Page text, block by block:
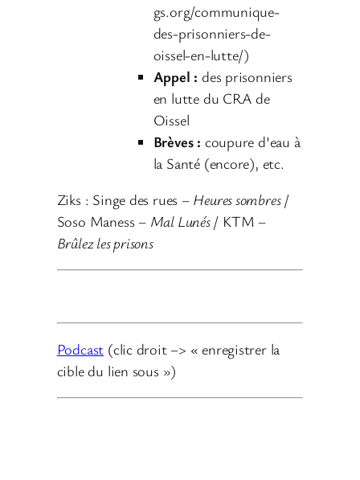
gs.org/communique-
des-prisonniers-de-
oissel-en-lutte/)
Appel : des prisonniers
en lutte du CRA de
Oissel
Brèves : coupure d’eau à
la Santé (encore), etc.
Ziks : Singe des rues – Heures sombres /
Soso Maness – Mal Lunés / KTM –
Brûlez les prisons
Podcast (clic droit –> « enregistrer la
cible du lien sous »)